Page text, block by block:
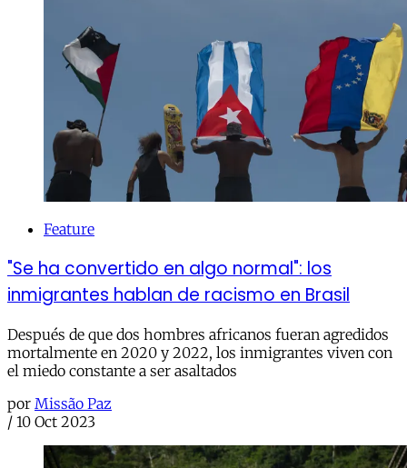
Feature
"Se ha convertido en algo normal": los
inmigrantes hablan de racismo en Brasil
Después de que dos hombres africanos fueran agredidos
mortalmente en 2020 y 2022, los inmigrantes viven con
el miedo constante a ser asaltados
por Missão Paz
/ 10 Oct 2023